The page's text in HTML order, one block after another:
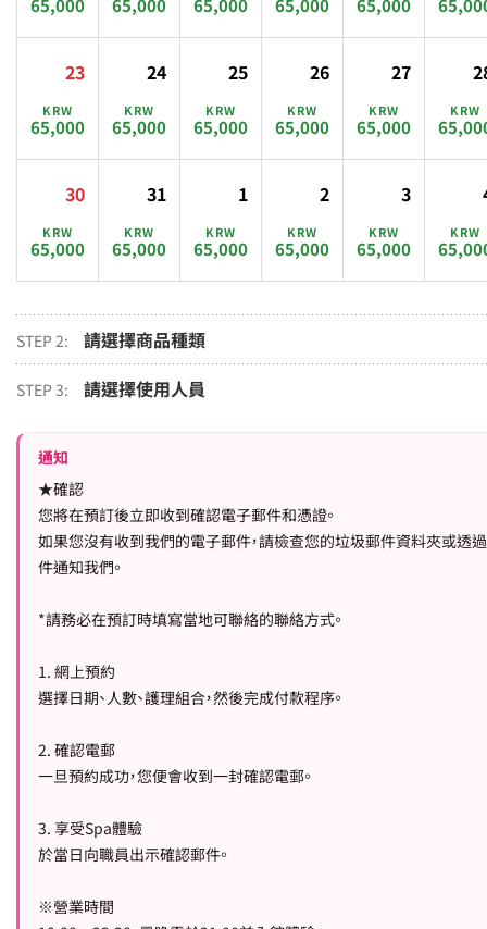
23
KRW
65,000
24
KRW
65,000
25
KRW
65,000
26
KRW
65,000
27
KRW
65,000
KRW
30
KRW
65,000
31
KRW
65,000
1
KRW
65,000
2
KRW
65,000
3
KRW
65,000
KRW
STEP 2: 請選擇商品種類
STEP 3: 請選擇使用人員
通知
★確認
您將在預訂後立即收到確認電子郵件和憑證。
如果您沒有收到我們的電子郵件，請檢查您的垃圾郵件資料夾或透
件通知我們。
*請務必在預訂時填寫當地可聯絡的聯絡方式。
1. 網上預約
選擇日期、人數、護理組合，然後完成付款程序。
2. 確認電郵
一旦預約成功，您便會收到一封確認電郵。
3. 享受Spa體驗
於當日向職員出示確認郵件。
※營業時間